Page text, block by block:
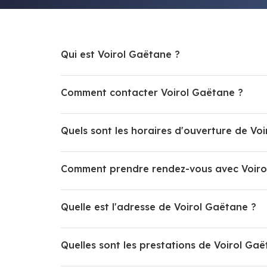
Qui est Voirol Gaëtane ?
Comment contacter Voirol Gaëtane ?
Quels sont les horaires d'ouverture de
Comment prendre rendez-vous avec
Quelle est l'adresse de Voirol Gaëtane ?
Quelles sont les prestations de Voirol